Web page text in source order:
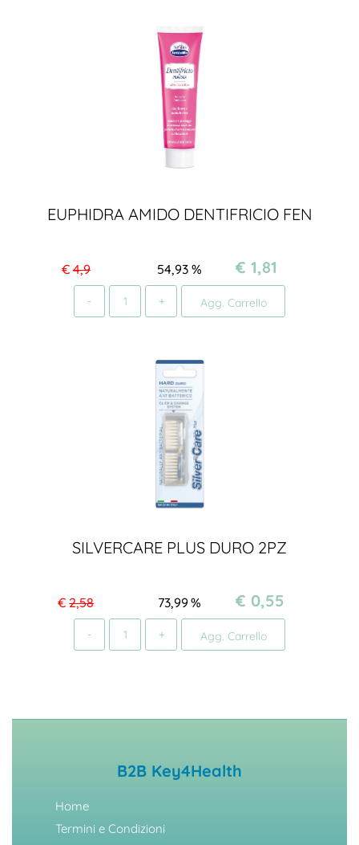
EUPHIDRA AMIDO DENTIFRICIO FEN
€4,9 %
54,93 € 1,81
Agg. Carrello
SILVERCARE PLUS DURO 2PZ
€ 2,58 %
73,99 € 0,55
Agg. Carrello
B2B Key4Health
Home
Termini e Condizioni